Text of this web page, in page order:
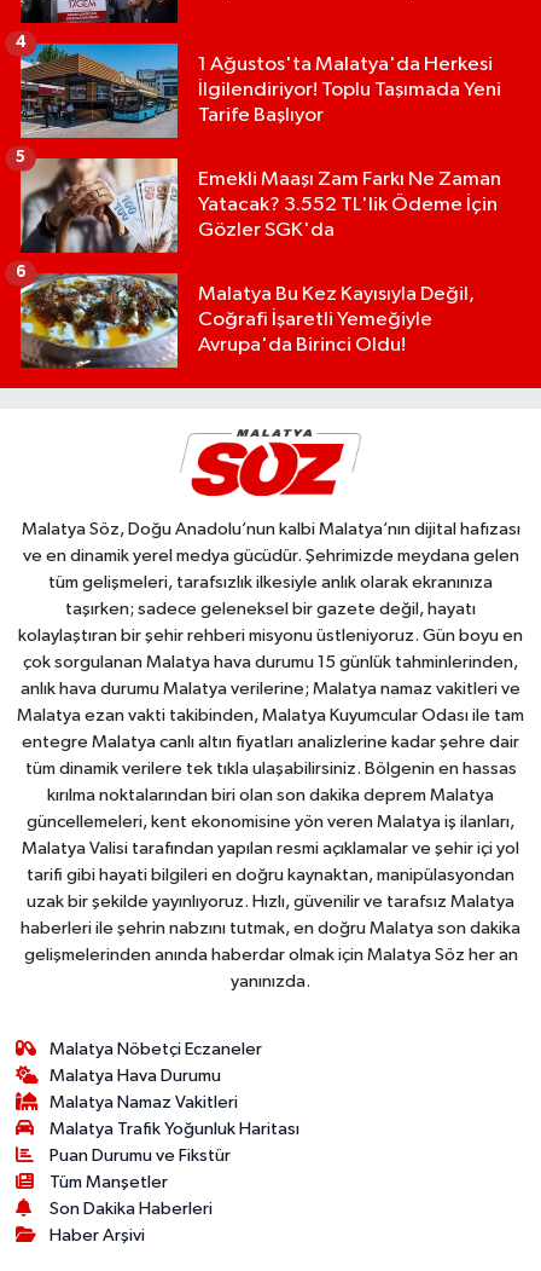
1 Ağustos'ta Malatya'da Herkesi
İlgilendiriyor! Toplu Taşımada Yeni
Tarife Başlıyor
4
Emekli Maaşı Zam Farkı Ne Zaman
Yatacak? 3.552 TL'lik Ödeme İçin
Gözler SGK'da
5
Malatya Bu Kez Kayısıyla Değil,
Coğrafi İşaretli Yemeğiyle
Avrupa'da Birinci Oldu!
6
Malatya Söz, Doğu Anadolu’nun kalbi Malatya’nın dijital hafızası
ve en dinamik yerel medya gücüdür. Şehrimizde meydana gelen
tüm gelişmeleri, tarafsızlık ilkesiyle anlık olarak ekranınıza
taşırken; sadece geleneksel bir gazete değil, hayatı
kolaylaştıran bir şehir rehberi misyonu üstleniyoruz. Gün boyu en
çok sorgulanan Malatya hava durumu 15 günlük tahminlerinden,
anlık hava durumu Malatya verilerine; Malatya namaz vakitleri ve
Malatya ezan vakti takibinden, Malatya Kuyumcular Odası ile tam
entegre Malatya canlı altın fiyatları analizlerine kadar şehre dair
tüm dinamik verilere tek tıkla ulaşabilirsiniz. Bölgenin en hassas
kırılma noktalarından biri olan son dakika deprem Malatya
güncellemeleri, kent ekonomisine yön veren Malatya iş ilanları,
Malatya Valisi tarafından yapılan resmi açıklamalar ve şehir içi yol
tarifi gibi hayati bilgileri en doğru kaynaktan, manipülasyondan
uzak bir şekilde yayınlıyoruz. Hızlı, güvenilir ve tarafsız Malatya
haberleri ile şehrin nabzını tutmak, en doğru Malatya son dakika
gelişmelerinden anında haberdar olmak için Malatya Söz her an
yanınızda.
Malatya Nöbetçi Eczaneler
Malatya Hava Durumu
Malatya Namaz Vakitleri
Malatya Trafik Yoğunluk Haritası
Puan Durumu ve Fikstür
Tüm Manşetler
Son Dakika Haberleri
Haber Arşivi